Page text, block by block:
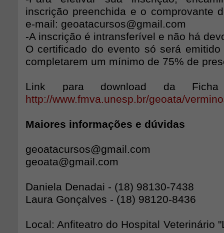
inscrição preenchida e o comprovante
e-mail: geoatacursos@gmail.com
-A inscrição é intransferível e não há
O certificado do evento só será
completarem um mínimo de 75% de
Link para download da
http://www.fmva.unesp.br/geoata/
Maiores informações e dúvidas
geoatacursos@gmail.com
geoata@gmail.com
Daniela Denadai - (18) 98130-7438
Laura Gonçalves - (18) 98120-8436
Local: Anfiteatro do Hospital Veterinário